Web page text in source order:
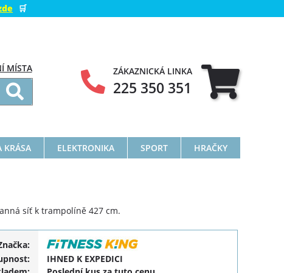
🛒
MÍSTA ZÁKAZNICKÁ LINKA
225 350 351
KRÁSA ELEKTRONIKA SPORT HRAČKY
síť k trampolíně 427 cm.
IHNED K EXPEDICI